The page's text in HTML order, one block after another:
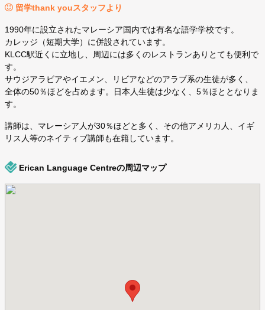
留学thank youスタッフより
1990年に設立されたマレーシア国内では有名な語学学校です。
カレッジ（短期大学）に併設されています。
KLCC駅近くに立地し、周辺には多くのレストランありとても便利で
す。
サウジアラビアやイエメン、リビアなどのアラブ系の生徒が多く、
全体の50％ほどを占めます。日本人生徒は少なく、5％ほととなりま
す。
講師は、マレーシア人が30％ほどと多く、その他アメリカ人、イギ
リス人等のネイティブ講師も在籍しています。
Erican Language Centreの周辺マップ